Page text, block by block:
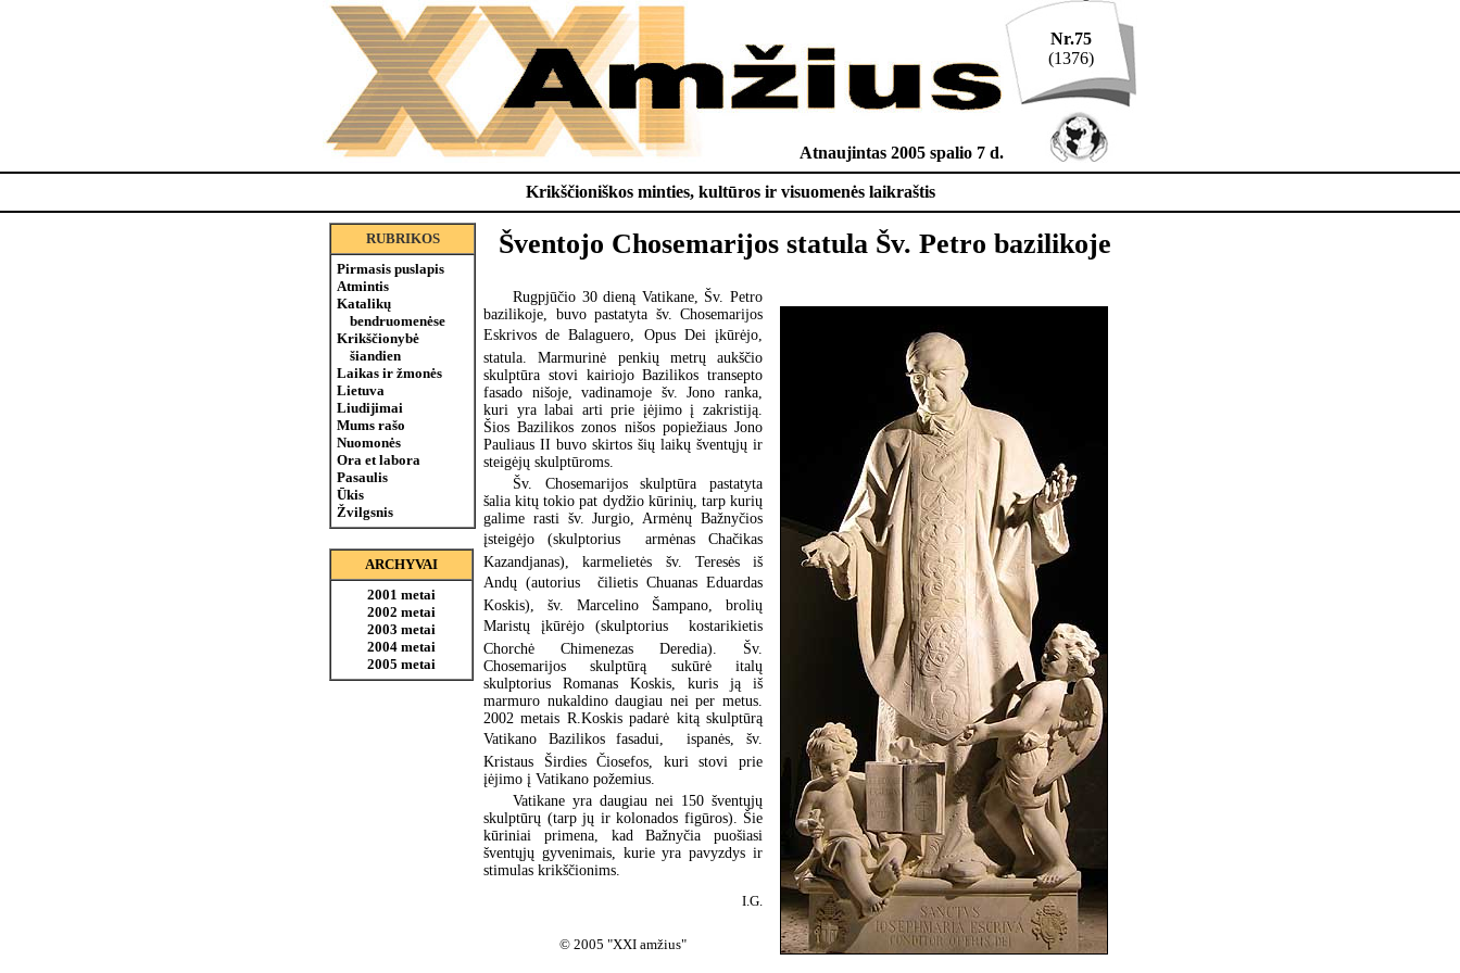
Atnaujintas 2005 spalio 7 d.
Nr.75
(1376)
Krikščioniškos minties, kultūros ir visuomenės laikraštis
RUBRIKOS
Pirmasis puslapis
Atmintis
Katalikų
bendruomenėse
Krikščionybė
šiandien
Laikas ir žmonės
Lietuva
Liudijimai
Mums rašo
Nuomonės
Ora et labora
Pasaulis
Ūkis
Žvilgsnis
ARCHYVAI
2001 metai
2002 metai
2003 metai
2004 metai
2005 metai
Šventojo Chosemarijos statula Šv. Petro bazilikoje
Rugpjūčio 30 dieną Vatikane, Šv. Petro
bazilikoje, buvo pastatyta šv. Chosemarijos
Eskrivos de Balaguero, Opus Dei įkūrėjo,
statula. Marmurinė penkių metrų aukščio
skulptūra stovi kairiojo Bazilikos transepto
fasado nišoje, vadinamoje šv. Jono ranka,
kuri yra labai arti prie įėjimo į zakristiją.
Šios Bazilikos zonos nišos popiežiaus Jono
Pauliaus II buvo skirtos šių laikų šventųjų ir
steigėjų skulptūroms.
Šv. Chosemarijos skulptūra pastatyta
šalia kitų tokio pat dydžio kūrinių, tarp kurių
galime rasti šv. Jurgio, Armėnų Bažnyčios
įsteigėjo (skulptorius  armėnas Chačikas
Kazandjanas), karmelietės šv. Teresės iš
Andų (autorius  čilietis Chuanas Eduardas
Koskis), šv. Marcelino Šampano, brolių
Maristų įkūrėjo (skulptorius  kostarikietis
Chorchė Chimenezas Deredia). Šv.
Chosemarijos skulptūrą sukūrė italų
skulptorius Romanas Koskis, kuris ją iš
marmuro nukaldino daugiau nei per metus.
2002 metais R.Koskis padarė kitą skulptūrą
Vatikano Bazilikos fasadui,  ispanės, šv.
Kristaus Širdies Čiosefos, kuri stovi prie
įėjimo į Vatikano požemius.
Vatikane yra daugiau nei 150 šventųjų
skulptūrų (tarp jų ir kolonados figūros). Šie
kūriniai primena, kad Bažnyčia puošiasi
šventųjų gyvenimais, kurie yra pavyzdys ir
stimulas krikščionims.
I.G.
© 2005 "XXI amžius"